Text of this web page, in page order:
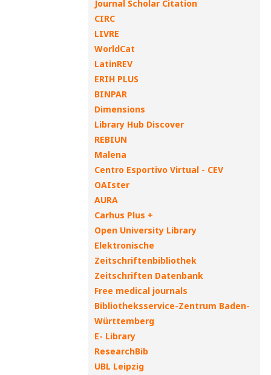
Journal Scholar Citation
CIRC
LIVRE
WorldCat
LatinREV
ERIH PLUS
BINPAR
Dimensions
Library Hub Discover
REBIUN
Malena
Centro Esportivo Virtual - CEV
OAIster
AURA
Carhus Plus +
Open University Library
Elektronische
Zeitschriftenbibliothek
Zeitschriften Datenbank
Free medical journals
Bibliotheksservice-Zentrum Baden-
Württemberg
E- Library
ResearchBib
UBL Leipzig